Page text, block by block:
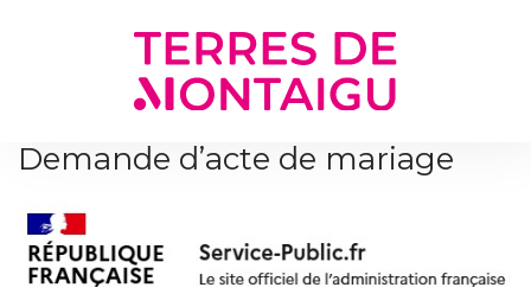
Demande d’acte de mariage